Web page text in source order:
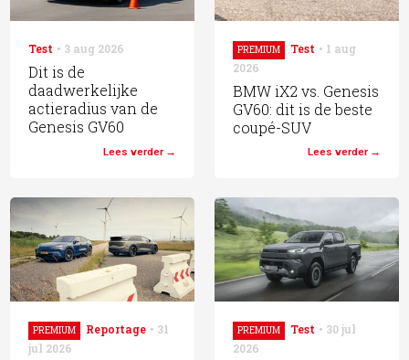
Test 3 aug 2026
Dit is de
daadwerkelijke
actieradius van de
Genesis GV60
Lees verder
PREMIUM Test
1 aug
2026
BMW iX2 vs. Genesis
GV60: dit is de beste
coupé-SUV
Lees verder
PREMIUM Reportage
31
jul 2026
PREMIUM Test
30 jul
2026